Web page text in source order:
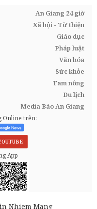
An Giang 24 giờ
Xã hội - Từ thiện
Giáo dục
Pháp luật
Văn hóa
Sức khỏe
Tam nông
Du lịch
Media Báo An Giang
Online trên:
App